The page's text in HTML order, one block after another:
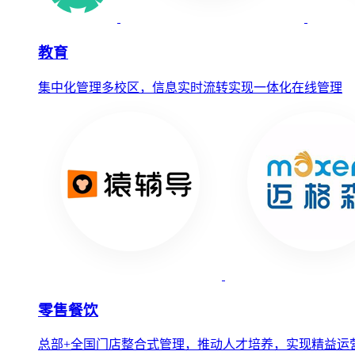
教育
集中化管理多校区，信息实时流转实现一体化在线管理
零售餐饮
总部+全国门店整合式管理，推动人才培养，实现精益运